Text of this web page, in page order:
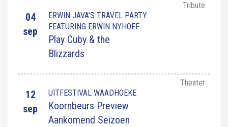
04
sep
ERWIN JAVA’S TRAVEL PARTY
FEATURING ERWIN NYHOFF
Play Cuby & the
Blizzards
Tribute
12
sep
UITFESTIVAL WAADHOEKE
Koornbeurs Preview
Aankomend Seizoen
Theater